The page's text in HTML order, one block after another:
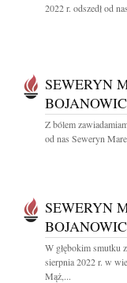
2022 r. odszedł od
SEWERYN
Z bólem
od nas Seweryn
SEWERYN
W głębokim smutku
sierpnia 2022 r. w
Mąż,...